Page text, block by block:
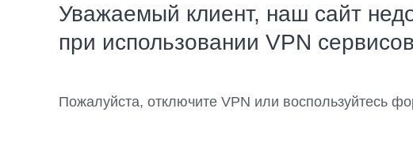
Уважаемый клиент, наш сайт
при использовании VPN сервисов
Пожалуйста, отключите VPN или воспользуйтесь